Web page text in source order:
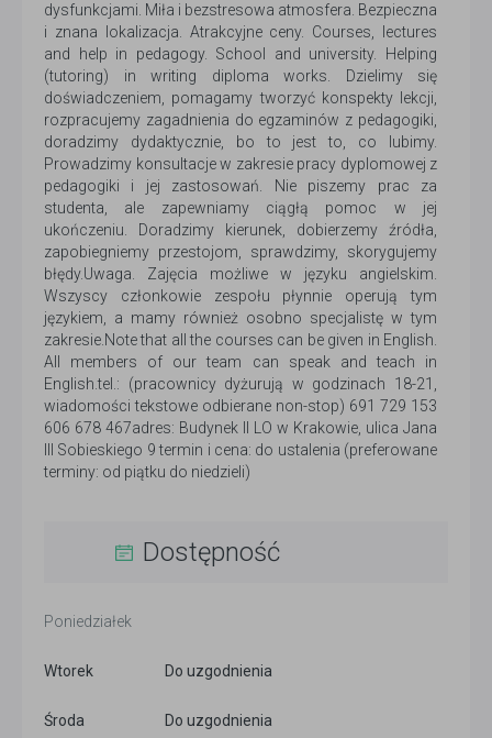
dysfunkcjami. Miła i bezstresowa atmosfera. Bezpieczna
i znana lokalizacja. Atrakcyjne ceny. Courses, lectures
and help in pedagogy. School and university. Helping
(tutoring) in writing diploma works. Dzielimy się
doświadczeniem, pomagamy tworzyć konspekty lekcji,
rozpracujemy zagadnienia do egzaminów z pedagogiki,
doradzimy dydaktycznie, bo to jest to, co lubimy.
Prowadzimy konsultacje w zakresie pracy dyplomowej z
pedagogiki i jej zastosowań. Nie piszemy prac za
studenta, ale zapewniamy ciągłą pomoc w jej
ukończeniu. Doradzimy kierunek, dobierzemy źródła,
zapobiegniemy przestojom, sprawdzimy, skorygujemy
błędy.Uwaga. Zajęcia możliwe w języku angielskim.
Wszyscy członkowie zespołu płynnie operują tym
językiem, a mamy również osobno specjalistę w tym
zakresie.Note that all the courses can be given in English.
All members of our team can speak and teach in
English.tel.: (pracownicy dyżurują w godzinach 18-21,
wiadomości tekstowe odbierane non-stop) 691 729 153
606 678 467adres: Budynek II LO w Krakowie, ulica Jana
III Sobieskiego 9 termin i cena: do ustalenia (preferowane
terminy: od piątku do niedzieli)
Dostępność
Poniedziałek
Wtorek Do uzgodnienia
Środa Do uzgodnienia